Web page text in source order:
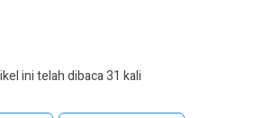
ini telah dibaca 31 kali